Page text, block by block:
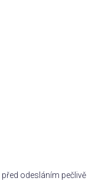
odesláním pečlivě